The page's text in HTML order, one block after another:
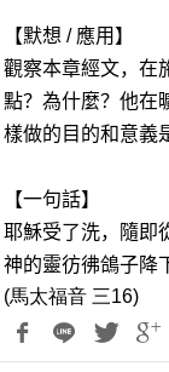
【默想 / 應用】
觀察本章經文，在
點？為什麼？他在
樣做的目的和意義
【一句話】
耶穌受了洗，隨即
神的靈彷彿鴿子降
(馬太福音 三16)